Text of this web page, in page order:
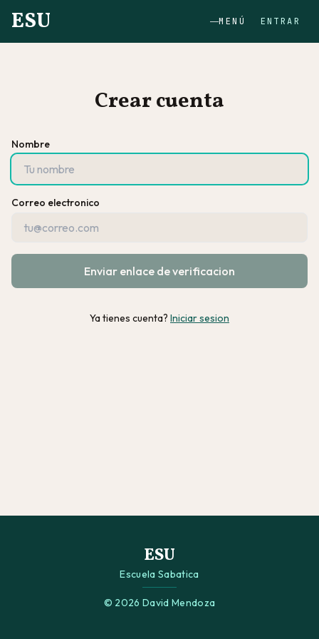
ESU MENÚ ENTRAR
Crear cuenta
Nombre
Correo electronico
Enviar enlace de verificacion
Ya tienes cuenta? Iniciar sesion
ESU
Escuela Sabatica
© 2026 David Mendoza